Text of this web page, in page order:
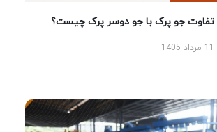
تفاوت جو پرک با جو دوسر پرک چیست؟